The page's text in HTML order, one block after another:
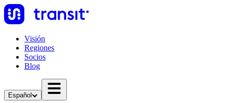
Visión
Regiones
Socios
Blog
Español